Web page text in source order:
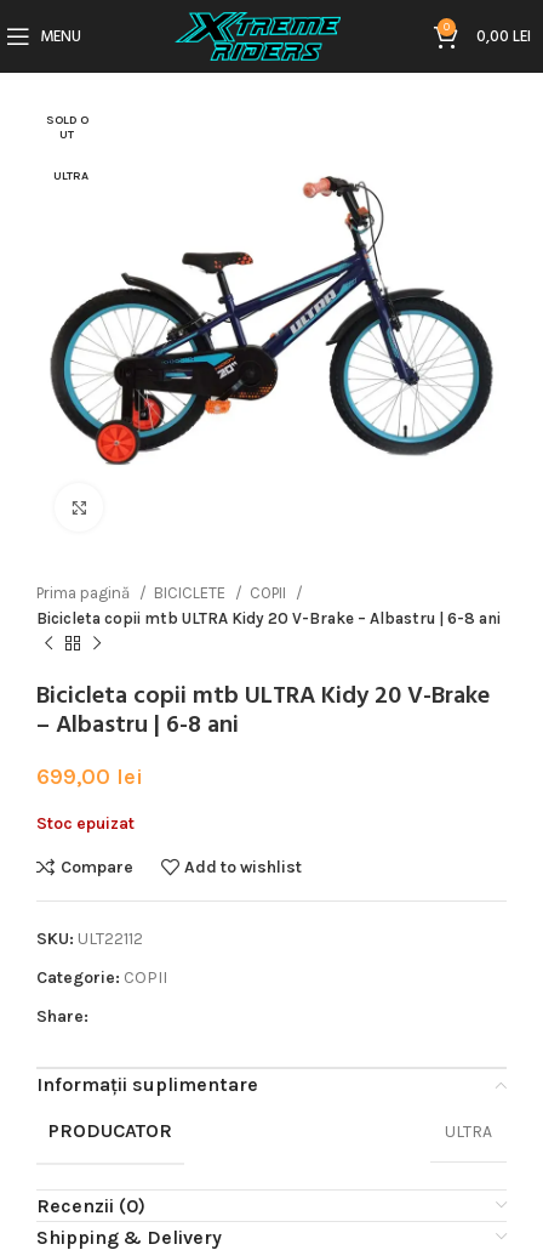
MENU 0 0,00LEI
SOLD O
UT
ULTRA
Prima pagină BICICLETE
COPII
Bicicleta copii mtb ULTRA Kidy 20 V-Brake – Albastru | 6-8 ani
Bicicleta copii mtb ULTRA Kidy 20 V-Brake
– Albastru | 6-8 ani
699,00 lei
Stoc epuizat
Compare Add to wishlist
SKU: ULT22112
Categorie: COPII
Share:
Informații suplimentare
PRODUCATOR
ULTRA
Recenzii (0)
Shipping & Delivery